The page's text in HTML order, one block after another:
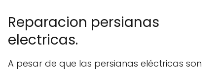
Reparacion persianas
electricas.
A pesar de que las persianas eléctricas son